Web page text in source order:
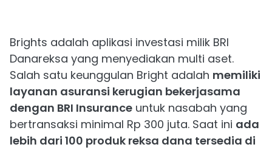
Brights adalah aplikasi investasi milik BRI
Danareksa yang menyediakan multi aset.
Salah satu keunggulan Bright adalah memiliki
layanan asuransi kerugian bekerjasama
dengan BRI Insurance untuk nasabah yang
bertransaksi minimal Rp 300 juta. Saat ini ada
lebih dari 100 produk reksa dana tersedia di